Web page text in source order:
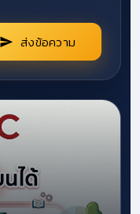
ส่งข้อความ